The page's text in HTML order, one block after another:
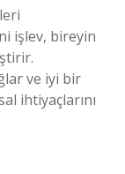
işlev, bireyin
ve iyi bir
ihtiyaçlarını